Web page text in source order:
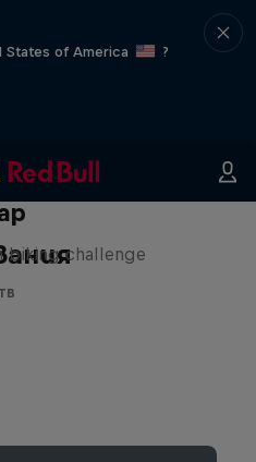
States of America
?
Impossible
biking challenge